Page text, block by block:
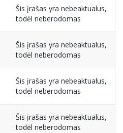
Šis įrašas yra nebeaktualus,
todėl neberodomas
Šis įrašas yra nebeaktualus,
todėl neberodomas
Šis įrašas yra nebeaktualus,
todėl neberodomas
Šis įrašas yra nebeaktualus,
todėl neberodomas